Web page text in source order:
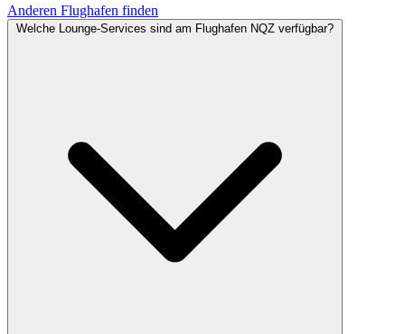
Anderen Flughafen finden
Welche Lounge-Services sind am Flughafen NQZ verfügbar?